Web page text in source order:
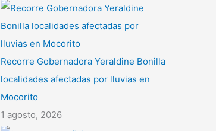
Recorre Gobernadora Yeraldine Bonilla
localidades afectadas por lluvias en
Mocorito
1 agosto, 2026